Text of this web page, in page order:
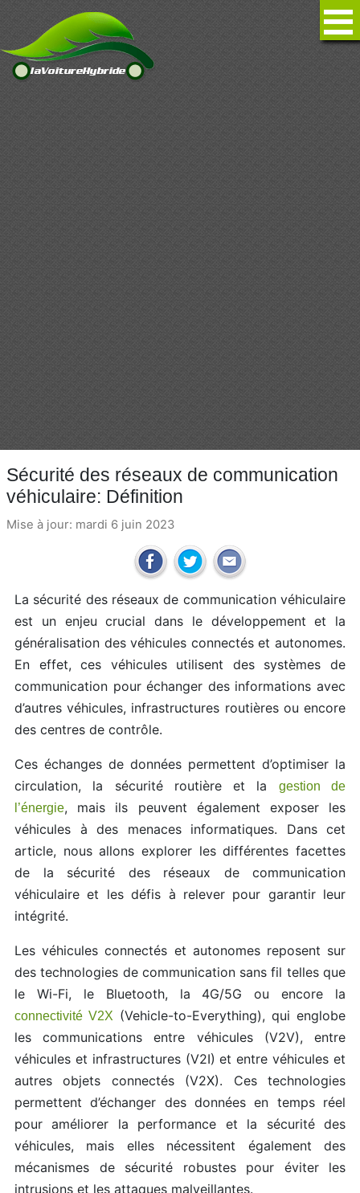
Sécurité des réseaux de communication
véhiculaire: Définition
Mise à jour: mardi 6 juin 2023
La sécurité des réseaux de communication véhiculaire
est un enjeu crucial dans le développement et la
généralisation des véhicules connectés et autonomes.
En effet, ces véhicules utilisent des systèmes de
communication pour échanger des informations avec
d’autres véhicules, infrastructures routières ou encore
des centres de contrôle.
Ces échanges de données permettent d’optimiser la
circulation, la sécurité routière et la
gestion de
l’énergie, mais ils peuvent également exposer les
véhicules à des menaces informatiques. Dans cet
article, nous allons explorer les différentes facettes
de la sécurité des réseaux de communication
véhiculaire et les défis à relever pour garantir leur
intégrité.
Les véhicules connectés et autonomes reposent sur
des technologies de communication sans fil telles que
le Wi-Fi, le Bluetooth, la 4G/5G ou encore la
connectivité V2X (Vehicle-to-Everything), qui englobe
les communications entre véhicules (V2V), entre
véhicules et infrastructures (V2I) et entre véhicules et
autres objets connectés (V2X). Ces technologies
permettent d’échanger des données en temps réel
pour améliorer la performance et la sécurité des
véhicules, mais elles nécessitent également des
mécanismes de sécurité robustes pour éviter les
intrusions et les attaques malveillantes.